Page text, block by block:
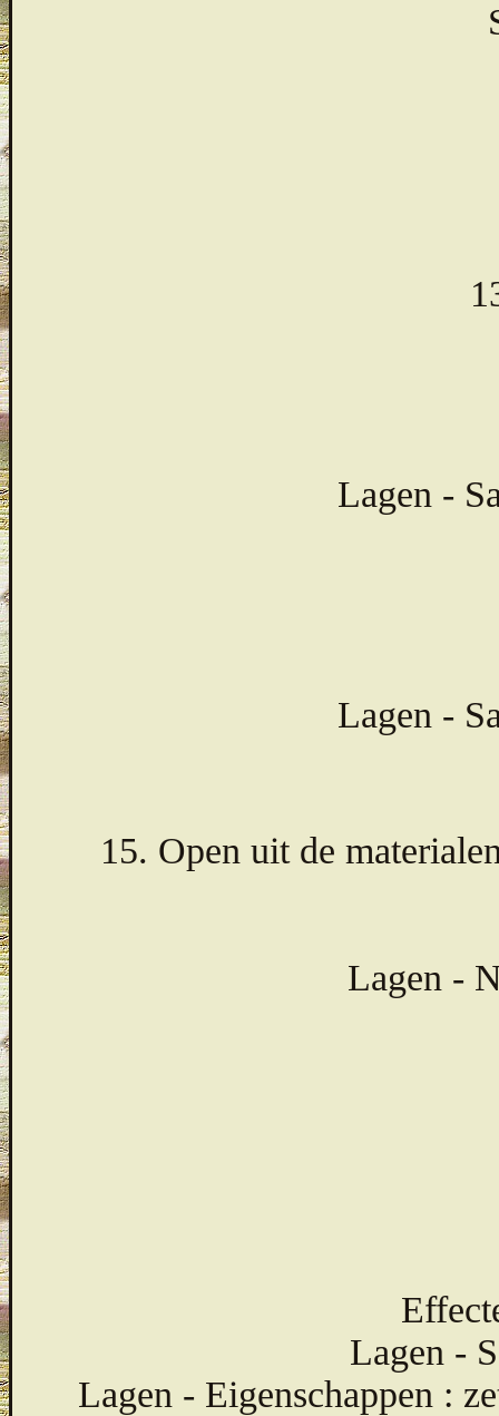
Lagen -
Lagen -
15. Open uit de
Lagen -
Lagen -
Lagen - Eigenschappen :